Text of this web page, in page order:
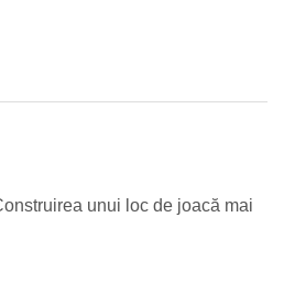
unui loc de joacă mai